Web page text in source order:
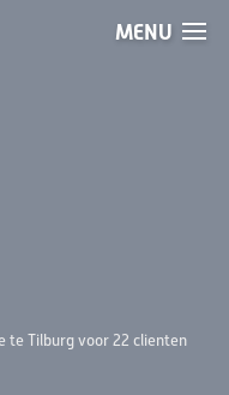
MENU
te Tilburg voor 22 clienten